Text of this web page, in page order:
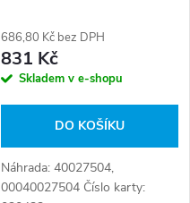
686,80 Kč bez DPH
831 Kč
Skladem v e-shopu
DO KOŠÍKU
Náhrada: 40027504,
00040027504 Číslo karty: